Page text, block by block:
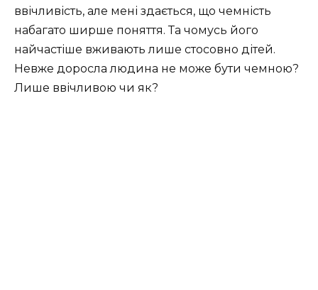
ввічливість, але мені здається, що чемність
набагато ширше поняття. Та чомусь його
найчастіше вживають лише стосовно дітей.
Невже доросла людина не може бути чемною?
Лише ввічливою чи як?